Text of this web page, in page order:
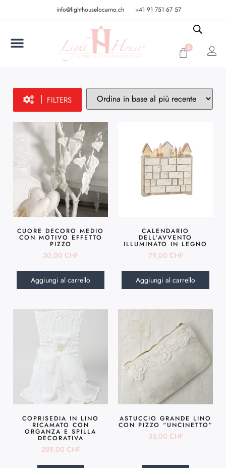
info@lighthouselocarno.ch +41 91 751 67 57
0
FILTERS
CUORE DECORO MEDIO
CON MOTIVO EFFETTO
PIZZO
30,00 CHF
Aggiungi al carrello
CALENDARIO
DELL’AVVENTO
ILLUMINATO IN LEGNO
79,00 CHF
Aggiungi al carrello
COPRISEDIA IN LINO
RICAMATO CON
ORGANZA E SPILLA
DECORATIVA
289,00 CHF
ASTUCCIO GRANDE LINO
CON PIZZO “UNCINETTO”
35,00 CHF